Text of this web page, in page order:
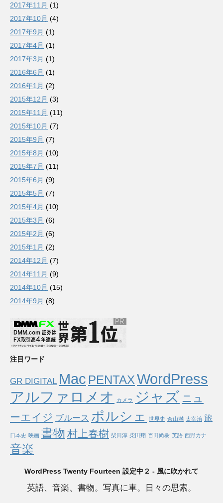
2017年11月 (1)
2017年10月 (4)
2017年9月 (1)
2017年4月 (1)
2017年3月 (1)
2016年6月 (1)
2016年1月 (2)
2015年12月 (3)
2015年11月 (11)
2015年10月 (7)
2015年9月 (7)
2015年8月 (10)
2015年7月 (11)
2015年6月 (9)
2015年5月 (7)
2015年4月 (10)
2015年3月 (6)
2015年2月 (6)
2015年1月 (2)
2014年12月 (7)
2014年11月 (9)
2014年10月 (15)
2014年9月 (8)
注目ワード
GR DIGITAL Mac PENTAXWordPress
アルファロメオ
カメラ ジャズ ニュ
ーエイジ ブルース ポルシェ 世界史 倉山満 太宰治 旅
日本史 映画 書物 村上春樹 柴田淳 柴田翔 百田尚樹 英語 西野カナ
音楽
WordPress Twenty Fourteen 設定中２ - 風に吹かれて
英語、音楽、書物。写真に車。日々の思索。